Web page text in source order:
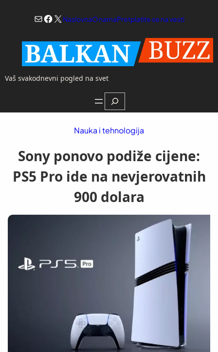
Mail
Facebook
X NaslovnaO namaPretplatite se na vesti
Vaš svakodnevni pogled na svet
Search
Nauka i tehnologija
Sony ponovo podiže cijene:
PS5 Pro ide na nevjerovatnih
900 dolara